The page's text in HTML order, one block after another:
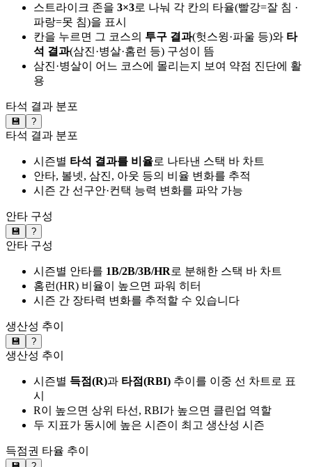
스트라이크 존을 3×3로 나눠 각 칸의 타율(빨강=잘 침 ·
파랑=못 침)을 표시
칸을 누르면 그 코스의 투구 결과(헛스윙·파울 등)와 타
석 결과(삼진·병살·홈런 등) 구성이 뜸
삼진·병살이 어느 코스에 몰리는지 보여 약점 진단에 활
용
타석 결과 분포
💾 ?
타석 결과 분포
시즌별 타석 결과를 비율로 나타낸 스택 바 차트
안타, 볼넷, 삼진, 아웃 등의 비율 변화를 추적
시즌 간 선구안·컨택 능력 변화를 파악 가능
안타 구성
💾 ?
안타 구성
시즌별 안타를 1B/2B/3B/HR로 분해한 스택 바 차트
홈런(HR) 비율이 높으면 파워 히터
시즌 간 장타력 변화를 추적할 수 있습니다
생산성 추이
💾 ?
생산성 추이
시즌별 득점(R)과 타점(RBI) 추이를 이중 선 차트로 표
시
R이 높으면 상위 타선, RBI가 높으면 클린업 역할
두 지표가 동시에 높은 시즌이 최고 생산성 시즌
득점권 타율 추이